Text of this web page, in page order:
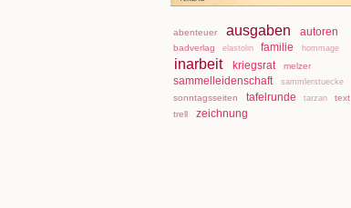
abenteuer ausgaben autoren
badverlag elastolin familie hommage
inarbeit kriegsrat melzer
sammelleidenschaft sammlerstuecke
sonntagsseiten tafelrunde tarzan
text
trell
zeichnung